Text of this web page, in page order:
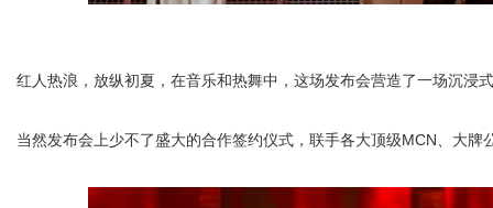
红人热浪，放纵初夏，在音乐和热舞中，这场发布会营造了一场沉浸
当然发布会上少不了盛大的合作签约仪式，联手各大顶级MCN、大牌